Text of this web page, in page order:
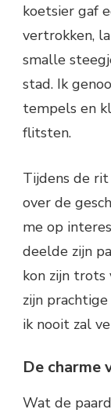
koetsier gaf
vertrokken,
smalle
stad. Ik
tempels en
flitsten.
Tijdens de
over de
me op
deelde zijn
kon zijn trots
zijn
ik nooit zal
De charme
Wat de